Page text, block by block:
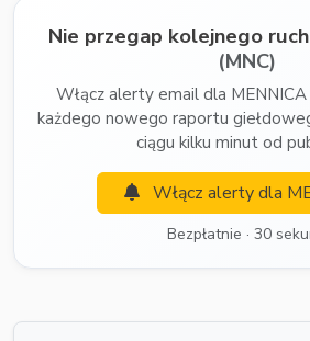
Nie przegap kolejnego
(MNC)
Włącz alerty email dla
każdego nowego raportu
ciągu kilku minut od
Włącz alerty dla
Bezpłatnie · 30